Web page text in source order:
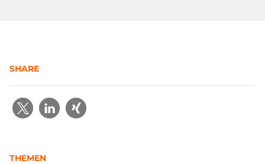
SHARE
THEMEN